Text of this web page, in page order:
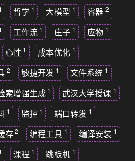
哲学 1 大模型 1 容器 2
工作流 1 庄子 1 应物 1
心性 1 成本优化 1
2 敏捷开发 1 文件系统 1
索增强生成 1 武汉大学授课 1
1 监控 1 端口转发 1
存 2 编程工具 1 编译安装 1
课程 1 跳板机 1